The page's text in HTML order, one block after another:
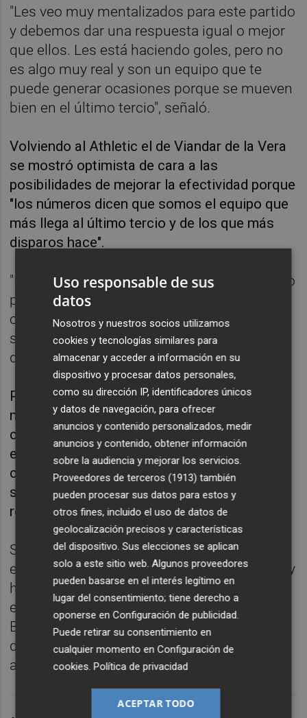
"Les veo muy mentalizados para este partido
y debemos dar una respuesta igual o mejor
que ellos. Les está haciendo goles, pero no
es algo muy real y son un equipo que te
puede generar ocasiones porque se mueven
bien en el último tercio", señaló.
Volviendo al Athletic el de Viandar de la Vera
se mostró optimista de cara a las
posibilidades de mejorar la efectividad porque
"los números dicen que somos el equipo que
más llega al último tercio y de los que más
disparos hace".
"Lo que debemos hacer es seguir insistiendo
porque sabemos que podemos hacer gol en
cualquier momento. Debemos atacar mejor,
ser más contundentes y tener más
determinación para finalizar", insistió.
Por último, Valverde comentó que la lesión
muscular que ha dejado fuera de la
convocatoria a Ander Herrera "no es
excesivamente grave", pero aclaró que el
centrocampista "no tiene buenas
sensaciones" y por ello ha decidido que siga
recuperándose en Lezama.
Sobre Yeray, también baja en Elche, dijo que
el central "lleva dos días con fiebre alta" y hoy
ha regresado a descansar su domicilio sin
entrenar, mientras que en el caso de Yuri
Berchiche, ausente ya tres jornadas por un
dolor en el talón derecho, su baja "se está
alargando más de lo que pensábamos".
Uso responsable de sus
datos
Nosotros y nuestros socios utilizamos
cookies y tecnologías similares para
almacenar y acceder a información en su
dispositivo y procesar datos personales,
como su dirección IP, identificadores únicos
y datos de navegación, para ofrecer
anuncios y contenido personalizados, medir
anuncios y contenido, obtener información
sobre la audiencia y mejorar los servicios.
Proveedores de terceros (1913) también
pueden procesar sus datos para estos y
otros fines, incluido el uso de datos de
geolocalización precisos y características
del dispositivo. Sus elecciones se aplican
solo a este sitio web. Algunos proveedores
pueden basarse en el interés legítimo en
lugar del consentimiento; tiene derecho a
oponerse enConfiguración de publicidad.
Puede retirar su consentimiento en
cualquier momento enConfiguración de
cookies.Política de privacidad
ACEPTAR TODO